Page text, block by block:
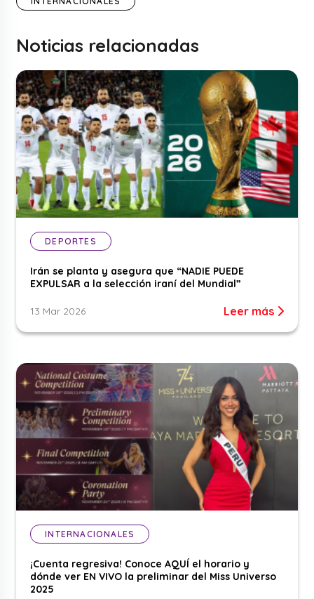
Noticias relacionadas
DEPORTES
Irán se planta y asegura que “NADIE PUEDE
EXPULSAR a la selección iraní del Mundial”
13 Mar 2026 Leer más
INTERNACIONALES
¡Cuenta regresiva! Conoce AQUÍ el horario y
dónde ver EN VIVO la preliminar del Miss Universo
2025